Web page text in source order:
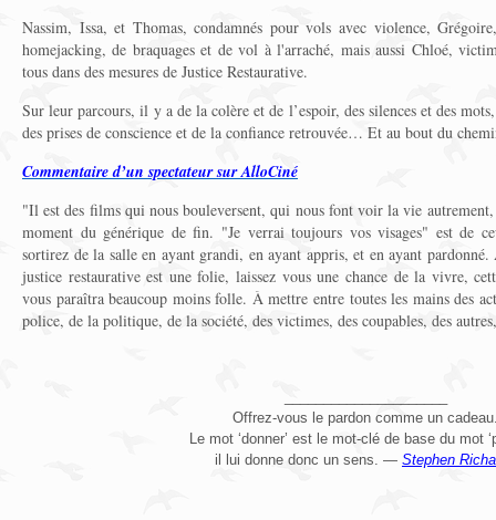
Nassim, Issa, et Thomas, condamnés pour vols avec violence,
homejacking, de braquages et de vol à l'arraché, mais aussi Chloé,
tous dans des mesures de Justice Restaurative.
Sur leur parcours, il y a de la colère et de l’espoir, des silences et des
des prises de conscience et de la conﬁance retrouvée… Et au bout du
Commentaire d’un spectateur sur AlloCiné
"Il est des films qui nous bouleversent, qui nous font voir la vie
moment du générique de fin. "Je verrai toujours vos visages" est de
sortirez de la salle en ayant grandi, en ayant appris, et en ayant
justice restaurative est une folie, laissez vous une chance de la vivre,
vous paraîtra beaucoup moins folle. À mettre entre toutes les mains des
police, de la politique, de la société, des victimes, des coupables, des
Offrez-vous le pardon comme un
Le mot ‘donner’ est le mot-clé de base du mot
il lui donne donc un sens. — Stephen